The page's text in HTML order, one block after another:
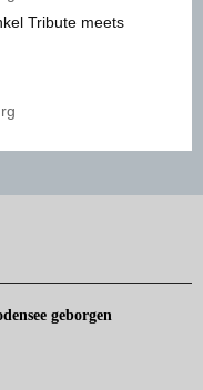
Tribute meets
geborgen